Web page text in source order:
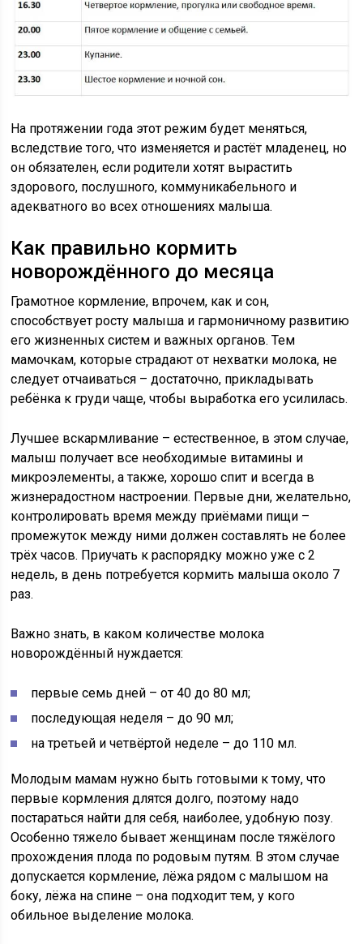
На протяжении года этот режим будет меняться,
вследствие того, что изменяется и растёт младенец, но
он обязателен, если родители хотят вырастить
здорового, послушного, коммуникабельного и
адекватного во всех отношениях малыша.
Как правильно кормить
новорождённого до месяца
Грамотное кормление, впрочем, как и сон,
способствует росту малыша и гармоничному развитию
его жизненных систем и важных органов. Тем
мамочкам, которые страдают от нехватки молока, не
следует отчаиваться – достаточно, прикладывать
ребёнка к груди чаще, чтобы выработка его усилилась.
Лучшее вскармливание – естественное, в этом случае,
малыш получает все необходимые витамины и
микроэлементы, а также, хорошо спит и всегда в
жизнерадостном настроении. Первые дни, желательно,
контролировать время между приёмами пищи –
промежуток между ними должен составлять не более
трёх часов. Приучать к распорядку можно уже с 2
недель, в день потребуется кормить малыша около 7
раз.
Важно знать, в каком количестве молока
новорождённый нуждается:
первые семь дней – от 40 до 80 мл;
последующая неделя – до 90 мл;
на третьей и четвёртой неделе – до 110 мл.
Молодым мамам нужно быть готовыми к тому, что
первые кормления длятся долго, поэтому надо
постараться найти для себя, наиболее, удобную позу.
Особенно тяжело бывает женщинам после тяжёлого
прохождения плода по родовым путям. В этом случае
допускается кормление, лёжа рядом с малышом на
боку, лёжа на спине – она подходит тем, у кого
обильное выделение молока.